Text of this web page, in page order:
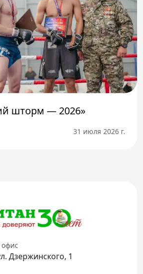
шторм — 2026»
31 июля 2026 г.
Дзержинского, 1